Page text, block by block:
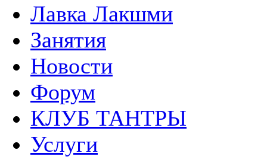
Лавка Лакшми
Занятия
Новости
Форум
КЛУБ ТАНТРЫ
Услуги